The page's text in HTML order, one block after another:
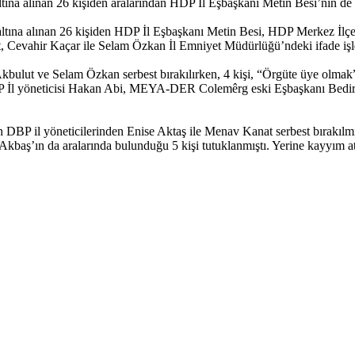
alınan 26 kişiden HDP İl Eşbaşkanı Metin Besi, HDP Merkez
Kaçar ile Selam Özkan İl Emniyet Müdürlüğü’ndeki ifade
ve Selam Özkan serbest bırakılırken, 4 kişi, “Örgüte üye
İl yöneticisi Hakan Abi, MEYA-DER Colemêrg eski Eşbaşkanı
DBP il yöneticilerinden Enise Aktaş ile Menav Kanat serbest
da aralarında bulunduğu 5 kişi tutuklanmıştı. Yerine kayyım